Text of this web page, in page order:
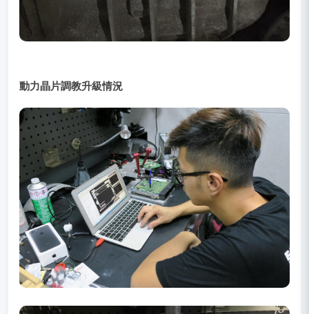
動力晶片調教升級情況